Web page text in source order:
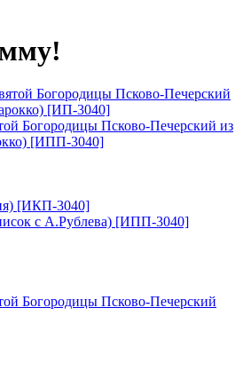
Богородицы Псково-Печерский из
[ИПП-3040]
с А.Рублева) [ИПП-3040]
Богородицы Псково-Печерский